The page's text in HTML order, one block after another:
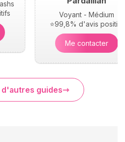
Voyant - Médium
⭐99,8% d'avis positifs
Me contacter
guides